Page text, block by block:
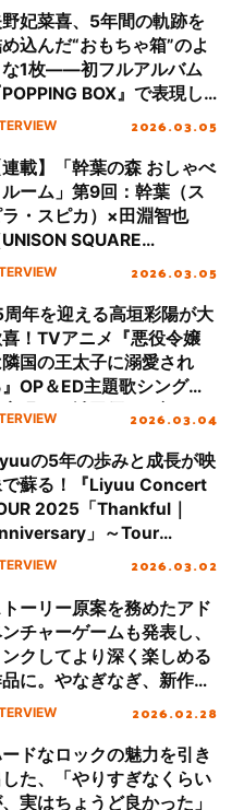
妃菜喜、5年間の軌跡を
込んだ“おもちゃ箱”のよ
な1枚――初フルアルバム
POPPING BOX』で表現し
彩なアーティスト像に迫
2026.03.05
連載】「幹葉の森 おしゃべ
ルーム」第9回：幹葉（ス
ラ・スピカ）×田淵智也
UNISON SQUARE
）
2026.03.05
周年を迎える高垣彩陽が大
！TVアニメ『悪役令嬢
国の王太子に溺愛され
OP＆ED主題歌シングル
現した城田優との初デュ
2026.03.04
の5年の歩みと成長が映
蘇る！『Liyuu Concert
2025「Thankful｜
」～Tour
～』リリース
2026.03.02
トーリー原案を務めたアド
チャーゲームも発表し、
ンクしてより深く楽しめる
に。やなぎなぎ、新作ア
ム『Green Light』イン
2026.02.28
ドなロックの魅力を引き
た、「やりすぎなくらい
実はちょうど良かった」